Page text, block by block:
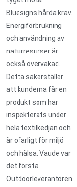
Bluesigns hårda krav.
Energiförbrukning
och användning av
naturresurser är
också övervakad.
Detta säkerställer
att kunderna får en
produkt som har
inspekterats under
hela textilkedjan och
är ofarligt för miljö
och hälsa. Vaude var
det första
Outdoorleverantören